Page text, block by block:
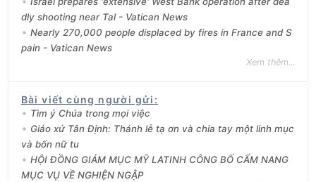
dly shooting near Tal - Vatican News
Nearly 270,000 people displaced by fires in France and S
pain - Vatican News
Xem thêm...
Bài viết cùng người gửi :
Tìm ý Chúa trong mọi việc
Giáo xứ Tân Định: Thánh lễ tạ ơn và chia tay một linh mục
và bốn nữ tu
HỘI ĐỒNG GIÁM MỤC MỸ LATINH CÔNG BỐ CẨM NANG
MỤC VỤ VỀ NGHIỆN NGẬP